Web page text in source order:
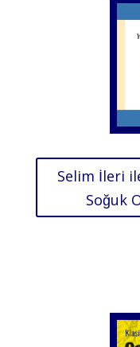
Selim İleri
Soğuk